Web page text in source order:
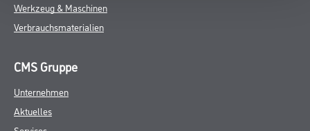
Werkzeug & Maschinen
Verbrauchsmaterialien
CMS Gruppe
Unternehmen
Aktuelles